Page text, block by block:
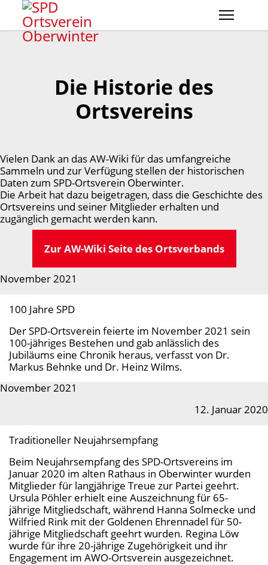
Die Historie des
Ortsvereins
Vielen Dank an das AW-Wiki für das umfangreiche
Sammeln und zur Verfügung stellen der historischen
Daten zum SPD-Ortsverein Oberwinter.
Die Arbeit hat dazu beigetragen, dass die Geschichte des
Ortsvereins und seiner Mitglieder erhalten und
zugänglich gemacht werden kann.
Zur AW-Wiki Seite des Ortsverbands
November 2021
100 Jahre SPD
Der SPD-Ortsverein feierte im November 2021 sein
100-jähriges Bestehen und gab anlässlich des
Jubiläums eine Chronik heraus, verfasst von Dr.
Markus Behnke und Dr. Heinz Wilms.
November 2021
12. Januar 2020
Traditioneller Neujahrsempfang
Beim Neujahrsempfang des SPD-Ortsvereins im
Januar 2020 im alten Rathaus in Oberwinter wurden
Mitglieder für langjährige Treue zur Partei geehrt.
Ursula Pöhler erhielt eine Auszeichnung für 65-
jährige Mitgliedschaft, während Hanna Solmecke und
Wilfried Rink mit der Goldenen Ehrennadel für 50-
jährige Mitgliedschaft geehrt wurden. Regina Löw
wurde für ihre 20-jährige Zugehörigkeit und ihr
Engagement im AWO-Ortsverein ausgezeichnet.